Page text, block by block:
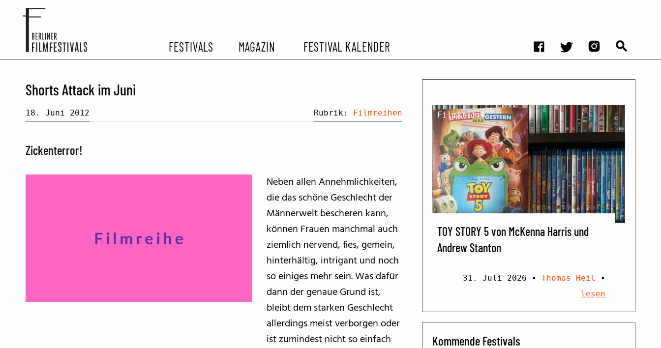
FESTIVALS
ARCHIV EHEMALIGER FILMFESTIVALS
MAGAZIN
FESTIVALBERICHTE
FILMKRITIKEN
FILM- UND SERIEN-TIPPS
BFF ON THE ROAD
FESTIVAL KALENDER
Shorts Attack im Juni
18. Juni 2012 Rubrik: Filmreihen
Zickenterror!
Neben allen Annehmlichkeiten,
die das schöne Geschlecht der
Männerwelt bescheren kann,
können Frauen manchmal auch
ziemlich nervend, fies, gemein,
hinterhältig, intrigant und noch
so einiges mehr sein. Was dafür
dann der genaue Grund ist,
bleibt dem starken Geschlecht
allerdings meist verborgen oder
ist zumindest nicht so einfach
Filmkritik
TOY STORY 5 von McKenna Harris und
Andrew Stanton
31. Juli 2026 • Thomas Heil
•
lesen
Kommende Festivals